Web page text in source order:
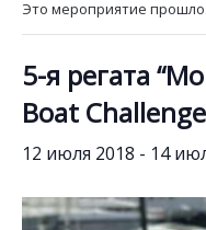
Это мероприятие прошло.
5-я регата
Boat
12 июля 2018 - 14